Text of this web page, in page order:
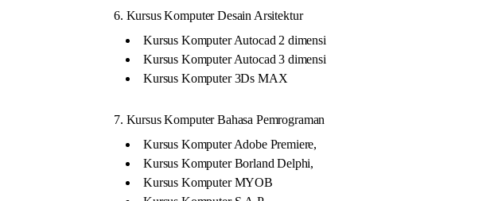
6. Kursus Komputer Desain Arsitektur
Kursus Komputer Autocad 2 dimensi
Kursus Komputer Autocad 3 dimensi
Kursus Komputer 3Ds MAX
7. Kursus Komputer Bahasa Pemrograman
Kursus Komputer Adobe Premiere,
Kursus Komputer Borland Delphi,
Kursus Komputer MYOB